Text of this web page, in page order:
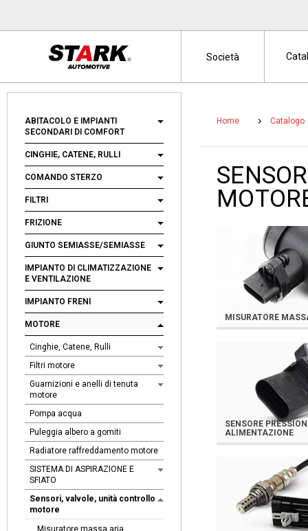
ABITACOLO E IMPIANTI
SECONDARI DI COMFORT
CINGHIE, CATENE, RULLI
COMANDO STERZO
FILTRI
FRIZIONE
GIUNTO SEMIASSE/SEMIASSE
IMPIANTO DI CLIMATIZZAZIONE
E VENTILAZIONE
IMPIANTO FRENI
MOTORE
Cinghie, Catene, Rulli
Filtri motore
Guarnizioni e anelli di tenuta
motore
Pompa acqua
Puleggia albero a gomiti
Radiatore raffreddamento motore
SISTEMA DI ASPIRAZIONE E
SFIATO
Sensori, valvole, unità controllo
motore
Misuratore massa aria
Home Catalogo
MISURATORE
SENSORE
ALIMENTAZIONE
Società